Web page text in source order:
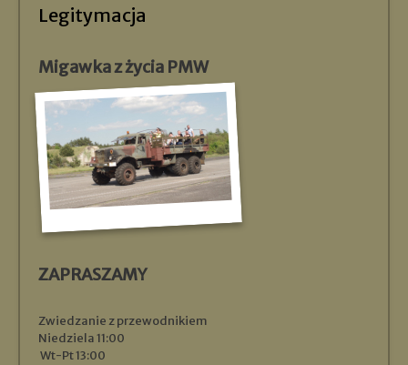
Legitymacja
Migawka z życia PMW
ZAPRASZAMY
Zwiedzanie z przewodnikiem
Niedziela 11:00
Wt-Pt 13:00